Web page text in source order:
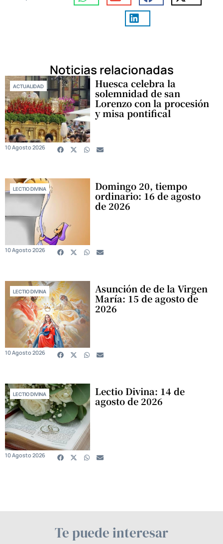
Noticias relacionadas
ACTUALIDAD Huesca celebra la
solemnidad de san
Lorenzo con la procesión
y misa pontifical
10 Agosto 2026
LECTIO DIVINA Domingo 20, tiempo
ordinario: 16 de agosto
de 2026
10 Agosto 2026
LECTIO DIVINA Asunción de de la Virgen
María: 15 de agosto de
2026
10 Agosto 2026
LECTIO DIVINA Lectio Divina: 14 de
agosto de 2026
10 Agosto 2026
Te puede interesar